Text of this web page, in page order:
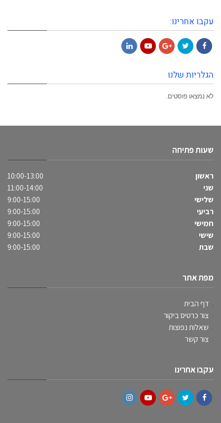
עקבו אחרינו:
הגלריות שלנו
לא נמצאו פוסטים.
שעות פתיחה
ראשון
10:00-13:00
שני
11:00-14:00
שלישי
9:00-15:00
רביעי
9:00-15:00
חמישי
9:00-15:00
שישי
9:00-15:00
שבת
9:00-15:00
מפת אתר
דף הבית
צור כרטיס ביקור
שאלות נפוצות
צור קשר
עקבו אחרינו